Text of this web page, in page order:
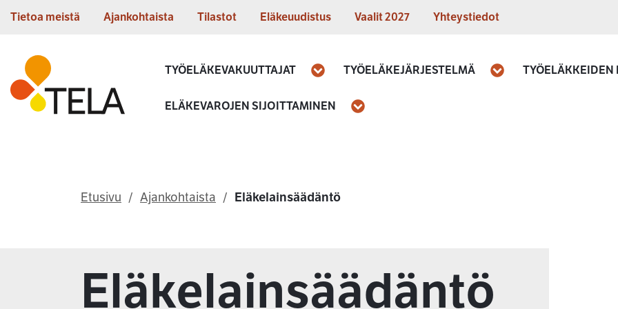
Siirry sisältöön
Tietoa meistä Ajankohtaista Tilastot Eläkeuudistus Vaalit 2027 Yhteystiedot
Etusivu
TYÖELÄKEVAKUUTTAJAT Avaa TYÖELÄKEJÄRJESTELMÄ Avaa TYÖELÄKKEIDEN
ELÄKEVAROJEN SIJOITTAMINEN Avaa
Etusivu Ajankohtaista Eläkelainsäädäntö
Eläkelainsäädäntö